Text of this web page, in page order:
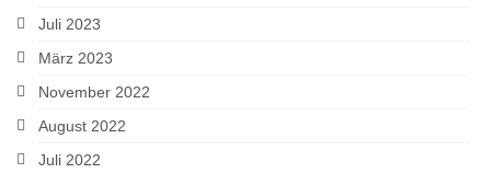
Juli 2023
März 2023
November 2022
August 2022
Juli 2022